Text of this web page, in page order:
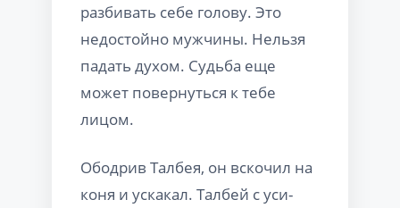
разбивать себе голову. Это
недостойно мужчины. Нельзя
падать духом. Судьба еще
может повернуться к тебе
лицом.
Ободрив Талбея, он вскочил на
коня и ускакал. Талбей с уси-